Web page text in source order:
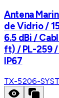
Antena
de Vidrio /
6.5 dBi /
ft) / PL-259
IP67
TX-5206-SYS